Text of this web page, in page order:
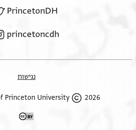
PrincetonDH
princetoncdh
נגישות
2026 The Trustees of Princeton University